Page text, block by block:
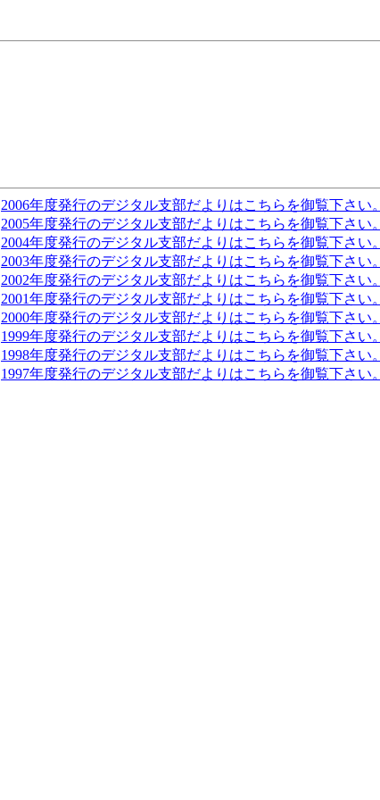
2006年度発行のデジタル支部だよりはこちらを御覧下さい。
2005年度発行のデジタル支部だよりはこちらを御覧下さい。
2004年度発行のデジタル支部だよりはこちらを御覧下さい。
2003年度発行のデジタル支部だよりはこちらを御覧下さい。
2002年度発行のデジタル支部だよりはこちらを御覧下さい。
2001年度発行のデジタル支部だよりはこちらを御覧下さい。
2000年度発行のデジタル支部だよりはこちらを御覧下さい。
1999年度発行のデジタル支部だよりはこちらを御覧下さい。
1998年度発行のデジタル支部だよりはこちらを御覧下さい。
1997年度発行のデジタル支部だよりはこちらを御覧下さい。